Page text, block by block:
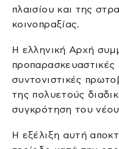
πλαισίου και της
κοινοπραξίας.
Η ελληνική Αρχή
προπαρασκευαστικές
συντονιστικές
της πολυετούς
συγκρότηση του
Η εξέλιξη αυτή